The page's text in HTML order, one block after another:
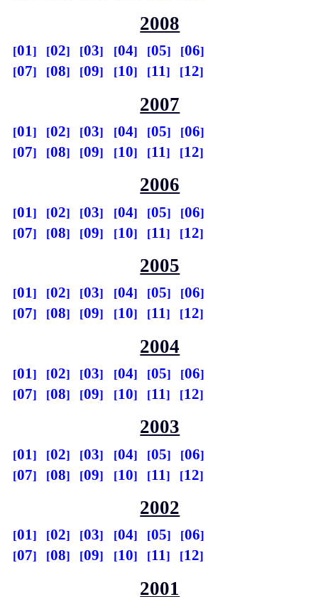
2008
01 02 03 04 05
06
07
08 09 10 11 12
2007
01 02 03 04 05
06
07
08 09 10 11 12
2006
01 02 03 04 05
06
07
08 09 10 11 12
2005
01 02 03 04 05
06
07
08 09 10 11 12
2004
01 02 03 04 05
06
07
08 09 10 11 12
2003
01 02 03 04 05
06
07
08 09 10 11 12
2002
01 02 03 04 05
06
07
08 09 10 11 12
2001